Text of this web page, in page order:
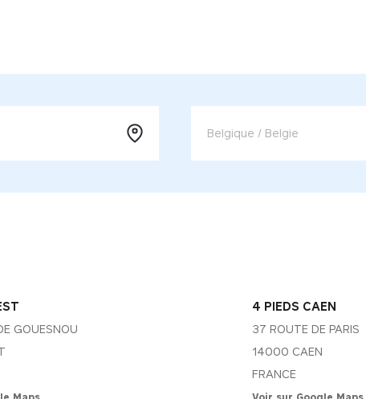
GOUESNOU
4 PIEDS CAEN
37 ROUTE DE PARIS
14000 CAEN
FRANCE